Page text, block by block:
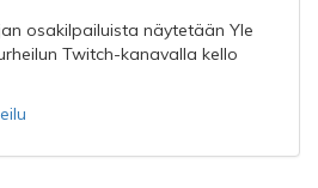
osakilpailuista näytetään Yle
Twitch-kanavalla kello